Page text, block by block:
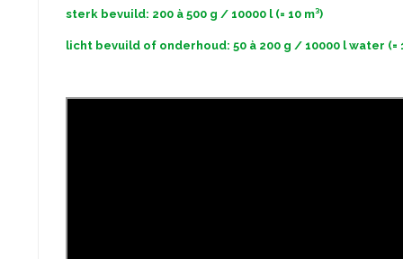
sterk bevuild: 200 à 500 g / 10000 l (= 10 m³)
licht bevuild of onderhoud: 50 à 200 g / 10000 l water (=